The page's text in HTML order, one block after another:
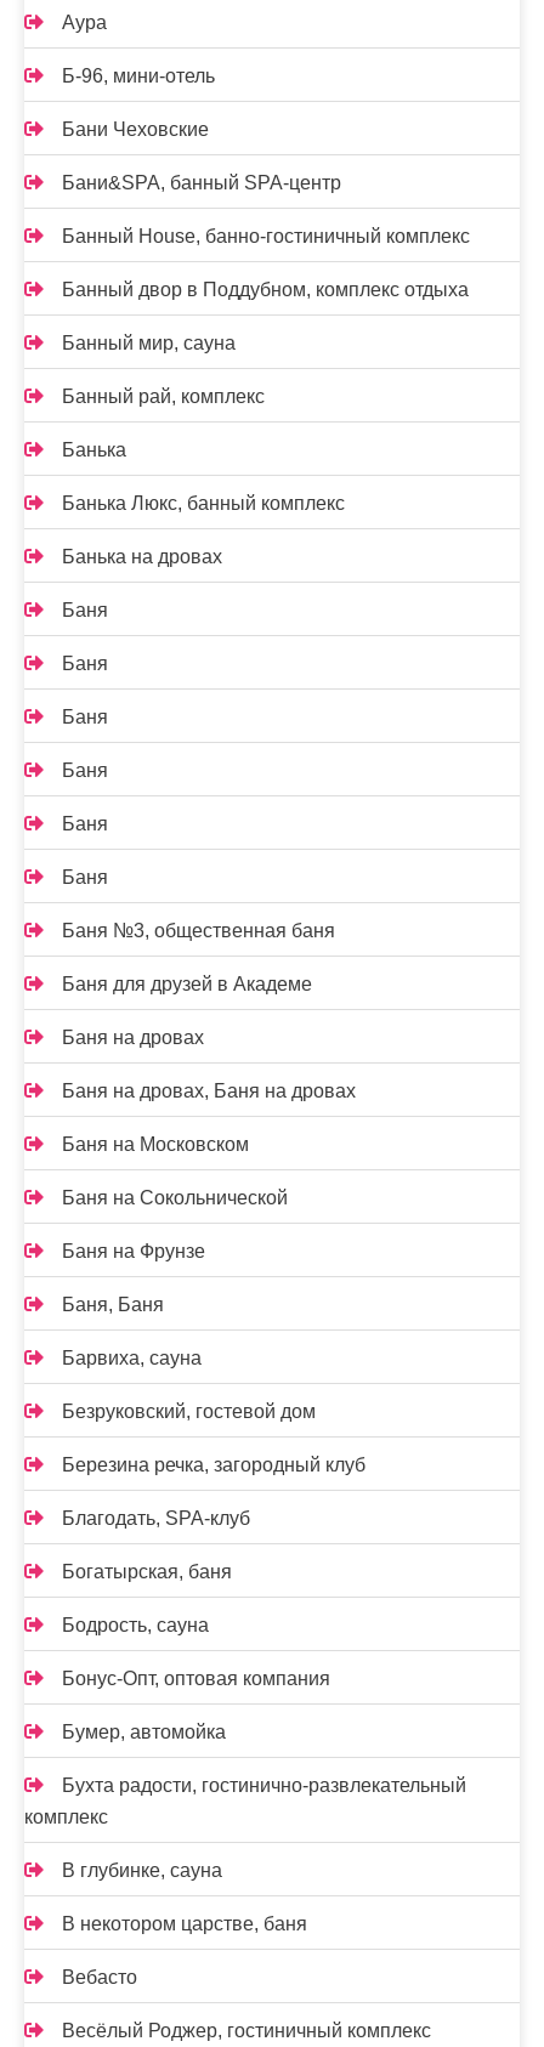
Аура
Б-96, мини-отель
Бани Чеховские
Бани&SPA, банный SPA-центр
Банный House, банно-гостиничный комплекс
Банный двор в Поддубном, комплекс отдыха
Банный мир, сауна
Банный рай, комплекс
Банька
Банька Люкс, банный комплекс
Банька на дровах
Баня
Баня
Баня
Баня
Баня
Баня
Баня №3, общественная баня
Баня для друзей в Академе
Баня на дровах
Баня на дровах, Баня на дровах
Баня на Московском
Баня на Сокольнической
Баня на Фрунзе
Баня, Баня
Барвиха, сауна
Безруковский, гостевой дом
Березина речка, загородный клуб
Благодать, SPA-клуб
Богатырская, баня
Бодрость, сауна
Бонус-Опт, оптовая компания
Бумер, автомойка
Бухта радости, гостинично-развлекательный
комплекс
В глубинке, сауна
В некотором царстве, баня
Вебасто
Весёлый Роджер, гостиничный комплекс